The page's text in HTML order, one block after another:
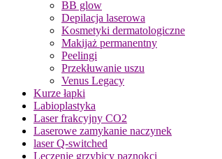
BB glow
Depilacja laserowa
Kosmetyki dermatologiczne
Makijaż permanentny
Peelingi
Przekłuwanie uszu
Venus Legacy
Kurze łapki
Labioplastyka
Laser frakcyjny CO2
Laserowe zamykanie naczynek
laser Q-switched
Leczenie grzybicy paznokci